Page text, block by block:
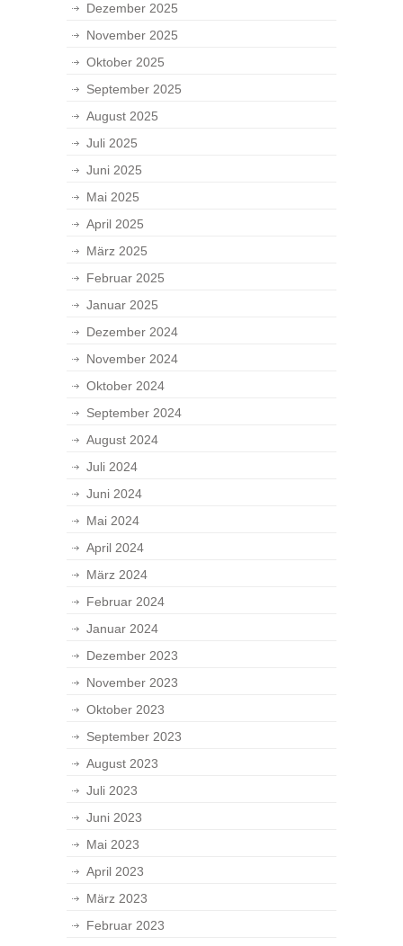
Dezember 2025
November 2025
Oktober 2025
September 2025
August 2025
Juli 2025
Juni 2025
Mai 2025
April 2025
März 2025
Februar 2025
Januar 2025
Dezember 2024
November 2024
Oktober 2024
September 2024
August 2024
Juli 2024
Juni 2024
Mai 2024
April 2024
März 2024
Februar 2024
Januar 2024
Dezember 2023
November 2023
Oktober 2023
September 2023
August 2023
Juli 2023
Juni 2023
Mai 2023
April 2023
März 2023
Februar 2023